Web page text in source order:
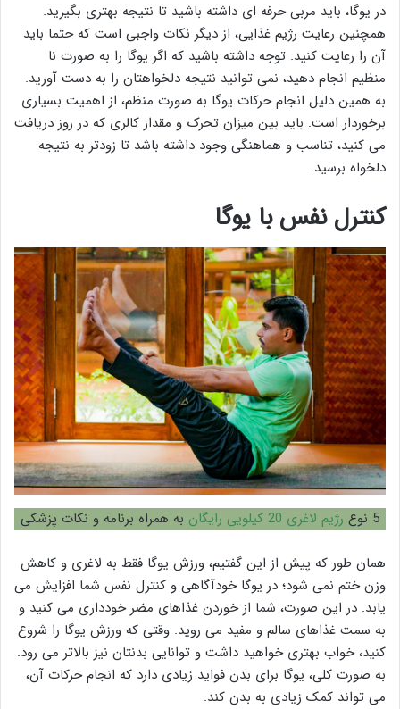
در یوگا، باید مربی حرفه ای داشته باشید تا نتیجه بهتری بگیرید.
همچنین رعایت رژیم غذایی، از دیگر نکات واجبی است که حتما باید
آن را رعایت کنید. توجه داشته باشید که اگر یوگا را به صورت نا
منظیم انجام دهید، نمی توانید نتیجه دلخواهتان را به دست آورید.
به همین دلیل انجام حرکات یوگا به صورت منظم، از اهمیت بسیاری
برخوردار است. باید بین میزان تحرک و مقدار کالری که در روز دریافت
می کنید، تناسب و هماهنگی وجود داشته باشد تا زودتر به نتیجه
دلخواه برسید.
کنترل نفس با یوگا
5 نوع رژیم لاغری 20 کیلویی رایگان به همراه برنامه و نکات پزشکی
همان طور که پیش از این گفتیم، ورزش یوگا فقط به لاغری و کاهش
وزن ختم نمی شود؛ در یوگا خودآگاهی و کنترل نفس شما افزایش می
یابد. در این صورت، شما از خوردن غذاهای مضر خودداری می کنید و
به سمت غذاهای سالم و مفید می روید. وقتی که ورزش یوگا را شروع
کنید، خواب بهتری خواهید داشت و توانایی بدنتان نیز بالاتر می رود.
به صورت کلی، یوگا برای بدن فواید زیادی دارد که انجام حرکات آن،
می تواند کمک زیادی به بدن کند.